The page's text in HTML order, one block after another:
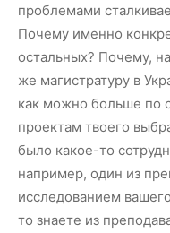
проблемами
Почему именно
остальных? Почему,
же магистратуру в
как можно больше по
проектам твоего
было какое-то
например, один из
исследованием
то знаете из